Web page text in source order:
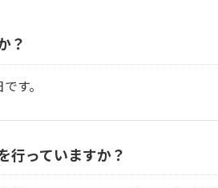
？
す。
行っていますか？